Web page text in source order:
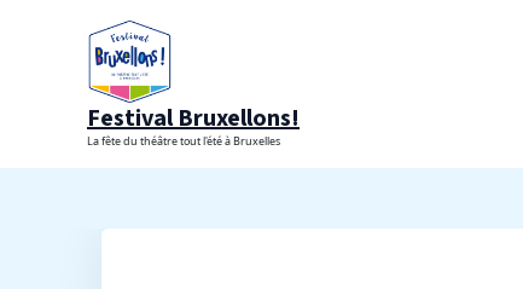
Festival Bruxellons!
La fête du théâtre tout l'été à Bruxelles